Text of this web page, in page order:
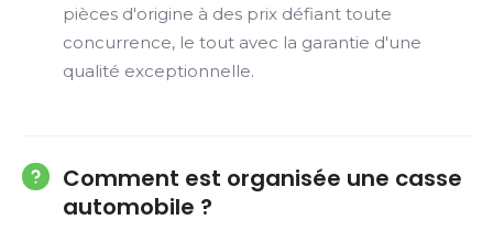
pièces d'origine à des prix défiant toute
concurrence, le tout avec la garantie d'une
qualité exceptionnelle.
Comment est organisée une casse
automobile ?